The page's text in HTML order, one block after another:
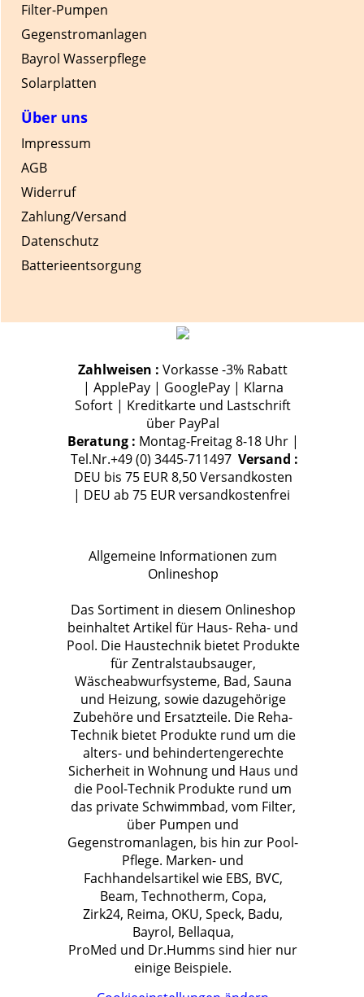
Filter-Pumpen
Gegenstromanlagen
Bayrol Wasserpflege
Solarplatten
Über uns
Impressum
AGB
Widerruf
Zahlung/Versand
Datenschutz
Batterieentsorgung
Zahlweisen : Vorkasse -3% Rabatt
| ApplePay | GooglePay | Klarna
Sofort | Kreditkarte und Lastschrift
über PayPal
Beratung : Montag-Freitag 8-18 Uhr |
Tel.Nr.+49 (0) 3445-711497 Versand :
DEU bis 75 EUR 8,50 Versandkosten
| DEU ab 75 EUR versandkostenfrei
Allgemeine Informationen zum
Onlineshop
Das Sortiment in diesem Onlineshop
beinhaltet Artikel für Haus- Reha- und
Pool. Die Haustechnik bietet Produkte
für Zentralstaubsauger,
Wäscheabwurfsysteme, Bad, Sauna
und Heizung, sowie dazugehörige
Zubehöre und Ersatzteile. Die Reha-
Technik bietet Produkte rund um die
alters- und behindertengerechte
Sicherheit in Wohnung und Haus und
die Pool-Technik Produkte rund um
das private Schwimmbad, vom Filter,
über Pumpen und
Gegenstromanlagen, bis hin zur Pool-
Pflege. Marken- und
Fachhandelsartikel wie EBS, BVC,
Beam, Technotherm, Copa,
Zirk24, Reima, OKU, Speck, Badu,
Bayrol, Bellaqua,
ProMed und Dr.Humms sind hier nur
einige Beispiele.